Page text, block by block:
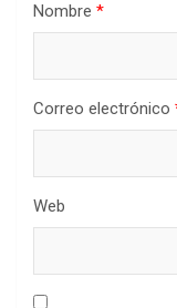
Nombre *
Correo electrónico
Web